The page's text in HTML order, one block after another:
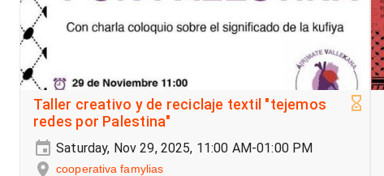
Taller creativo y de reciclaje textil "tejemos
redes por Palestina"
Saturday, Nov 29, 2025, 11:00 AM-01:00 PM
cooperativa famylias